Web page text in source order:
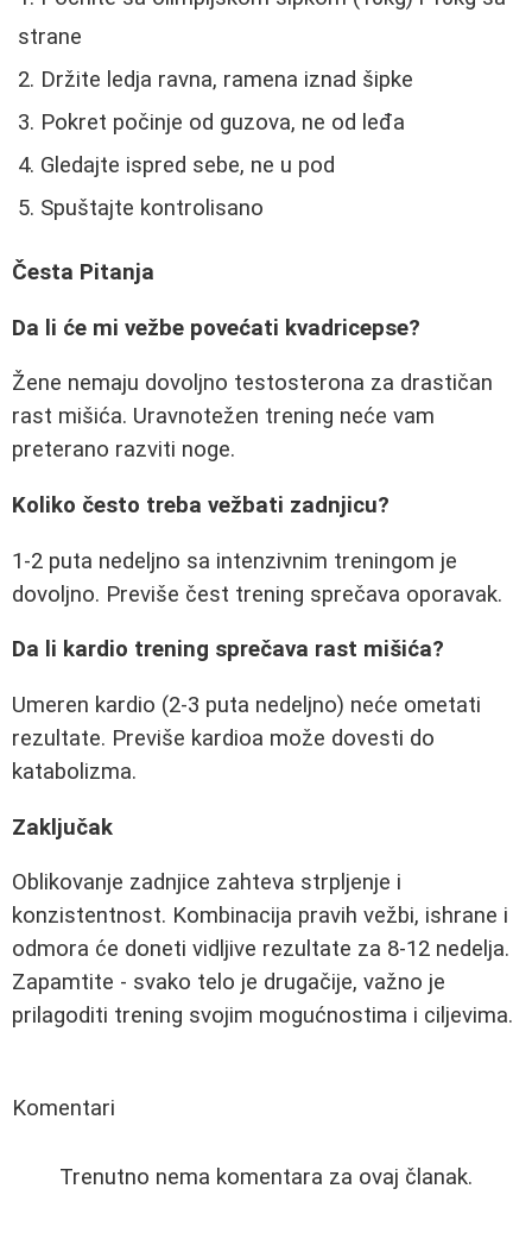
strane
Držite ledja ravna, ramena iznad šipke
Pokret počinje od guzova, ne od leđa
Gledajte ispred sebe, ne u pod
Spuštajte kontrolisano
Česta Pitanja
Da li će mi vežbe povećati kvadricepse?
Žene nemaju dovoljno testosterona za drastičan
rast mišića. Uravnotežen trening neće vam
preterano razviti noge.
Koliko često treba vežbati zadnjicu?
1-2 puta nedeljno sa intenzivnim treningom je
dovoljno. Previše čest trening sprečava oporavak.
Da li kardio trening sprečava rast mišića?
Umeren kardio (2-3 puta nedeljno) neće ometati
rezultate. Previše kardioa može dovesti do
katabolizma.
Zaključak
Oblikovanje zadnjice zahteva strpljenje i
konzistentnost. Kombinacija pravih vežbi, ishrane i
odmora će doneti vidljive rezultate za 8-12 nedelja.
Zapamtite - svako telo je drugačije, važno je
prilagoditi trening svojim mogućnostima i ciljevima.
Komentari
Trenutno nema komentara za ovaj članak.